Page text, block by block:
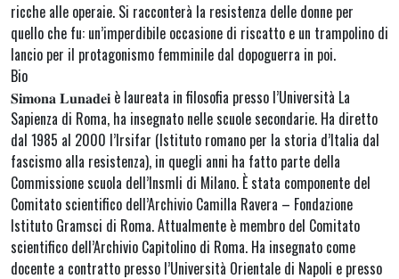
ricche alle operaie. Si racconterà la resistenza delle donne per
quello che fu: un’imperdibile occasione di riscatto e un trampolino di
lancio per il protagonismo femminile dal dopoguerra in poi.
Bio
𝐒𝐢𝐦𝐨𝐧𝐚 𝐋𝐮𝐧𝐚𝐝𝐞𝐢 è laureata in filosofia presso l’Università La
Sapienza di Roma, ha insegnato nelle scuole secondarie. Ha diretto
dal 1985 al 2000 l’Irsifar (Istituto romano per la storia d’Italia dal
fascismo alla resistenza), in quegli anni ha fatto parte della
Commissione scuola dell’Insmli di Milano. È stata componente del
Comitato scientifico dell’Archivio Camilla Ravera – Fondazione
Istituto Gramsci di Roma. Attualmente è membro del Comitato
scientifico dell’Archivio Capitolino di Roma. Ha insegnato come
docente a contratto presso l’Università Orientale di Napoli e presso